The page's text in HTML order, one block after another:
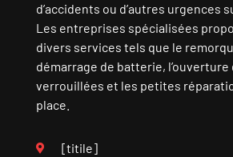
d’accidents ou d’autres urgences
Les entreprises spécialisées
divers services tels que le
démarrage de batterie,
verrouillées et les petites
place.
[titile]